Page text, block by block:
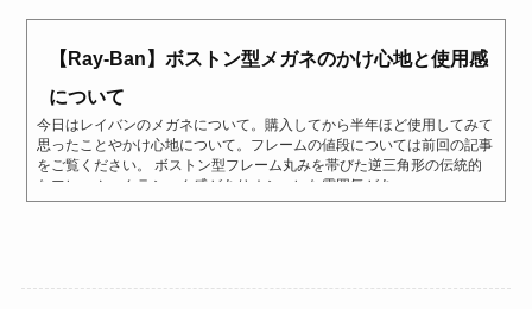
【Ray-Ban】ボストン型メガネのかけ心地と使用感
について
今日はレイバンのメガネについて。購入してから半年ほど使用してみて
思ったことやかけ心地について。フレームの値段については前回の記事
をご覧ください。 ボストン型フレーム丸みを帯びた逆三角形の伝統的
なフレーム。クラシック感がありオシャレな雰囲気があ...